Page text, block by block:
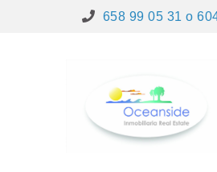
658 99 05 31 o